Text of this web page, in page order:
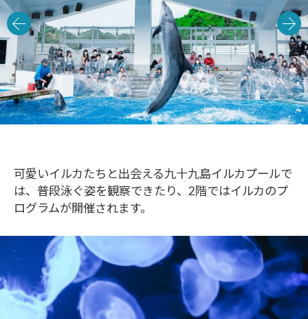
可愛いイルカたちと出会える九十九島イルカプールで
は、普段泳ぐ姿を観察できたり、2階ではイルカのプ
ログラムが開催されます。